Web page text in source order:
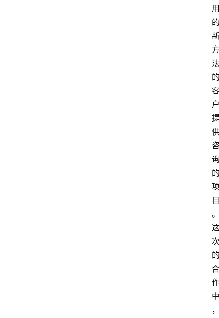
用
的
新
方
法
的
客
户
提
供
咨
询
的
项
目
。
这
次
的
合
作
中
，